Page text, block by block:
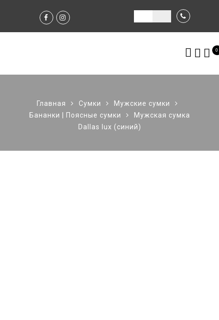
0
Главная Сумки
Мужские сумки
Бананки | Поясные сумки
Мужская сумка
Dallas lux (синий)